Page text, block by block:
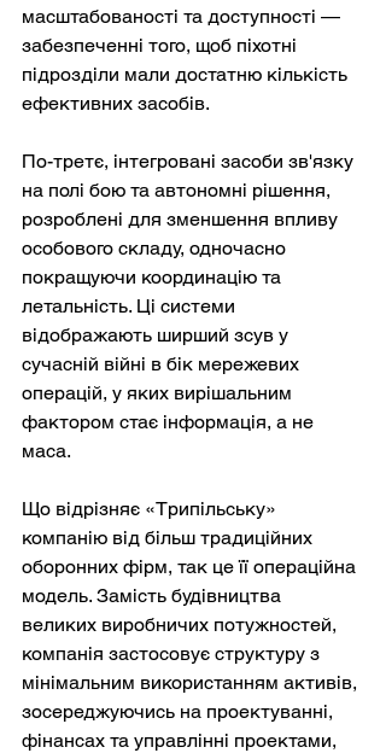
масштабованості та доступності —
забезпеченні того, щоб піхотні
підрозділи мали достатню кількість
ефективних засобів.
По-третє, інтегровані засоби зв'язку
на полі бою та автономні рішення,
розроблені для зменшення впливу
особового складу, одночасно
покращуючи координацію та
летальність. Ці системи
відображають ширший зсув у
сучасній війні в бік мережевих
операцій, у яких вирішальним
фактором стає інформація, а не
маса.
Що відрізняє «Трипільську»
компанію від більш традиційних
оборонних фірм, так це її операційна
модель. Замість будівництва
великих виробничих потужностей,
компанія застосовує структуру з
мінімальним використанням активів,
зосереджуючись на проектуванні,
фінансах та управлінні проектами,